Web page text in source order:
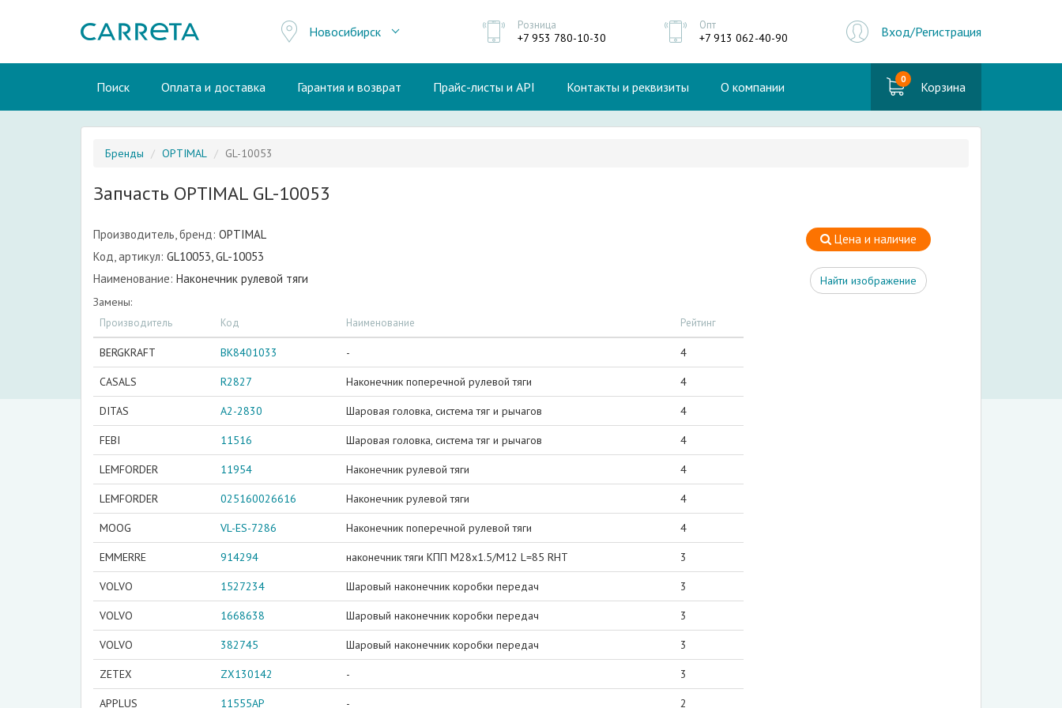
Новосибирск Розница
+7 953 780-10-30
Опт
+7 913 062-40-90 Вход/Регистрация
Поиск Оплата и доставка Гарантия и возврат Прайс-листы и API Контакты и реквизиты О компании 0 Корзина
Бренды OPTIMAL GL-10053
Запчасть OPTIMAL GL-10053
Производитель, бренд: OPTIMAL
Код, артикул: GL10053, GL-10053
Наименование: Наконечник рулевой тяги
Замены:
Производитель Код Наименование Рейтинг
BERGKRAFT BK8401033 - 4
CASALS R2827 Наконечник поперечной рулевой тяги 4
DITAS A2-2830 Шаровая головка, система тяг и рычагов 4
FEBI 11516 Шаровая головка, система тяг и рычагов 4
LEMFORDER 11954 Наконечник рулевой тяги 4
LEMFORDER 025160026616 Наконечник рулевой тяги 4
MOOG VL-ES-7286 Наконечник поперечной рулевой тяги 4
EMMERRE 914294 наконечник тяги КПП M28x1.5/M12 L=85 RHT 3
VOLVO 1527234 Шаровый наконечник коробки передач 3
VOLVO 1668638 Шаровый наконечник коробки передач 3
VOLVO 382745 Шаровый наконечник коробки передач 3
ZETEX ZX130142 - 3
APPLUS 11555AP - 2
Цена и наличие
Найти изображение